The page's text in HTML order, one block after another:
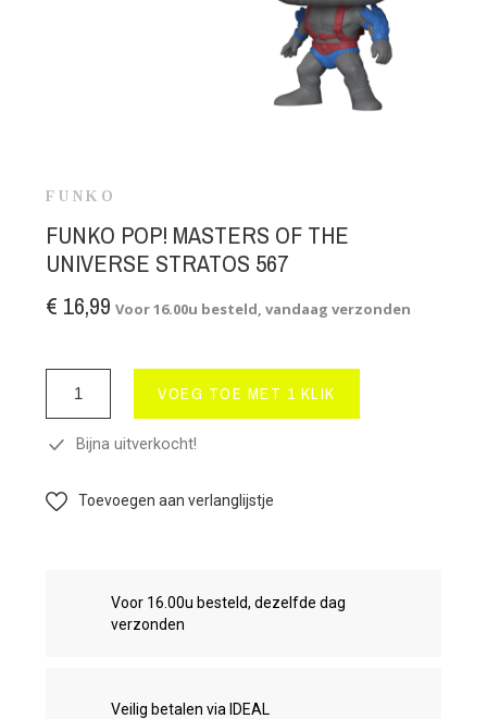
FUNKO
FUNKO POP! MASTERS OF THE
UNIVERSE STRATOS 567
€ 16,99 Voor 16.00u besteld, vandaag verzonden
VOEG TOE MET 1 KLIK
Bijna uitverkocht!
Toevoegen aan verlanglijstje
Voor 16.00u besteld, dezelfde dag
verzonden
Veilig betalen via IDEAL